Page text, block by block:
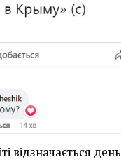
відзначається день